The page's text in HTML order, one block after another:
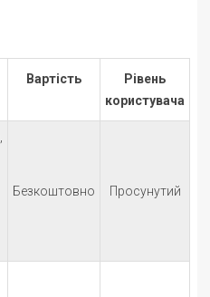
Вартість
Рівень
користувача
Безкоштовно Просунутий